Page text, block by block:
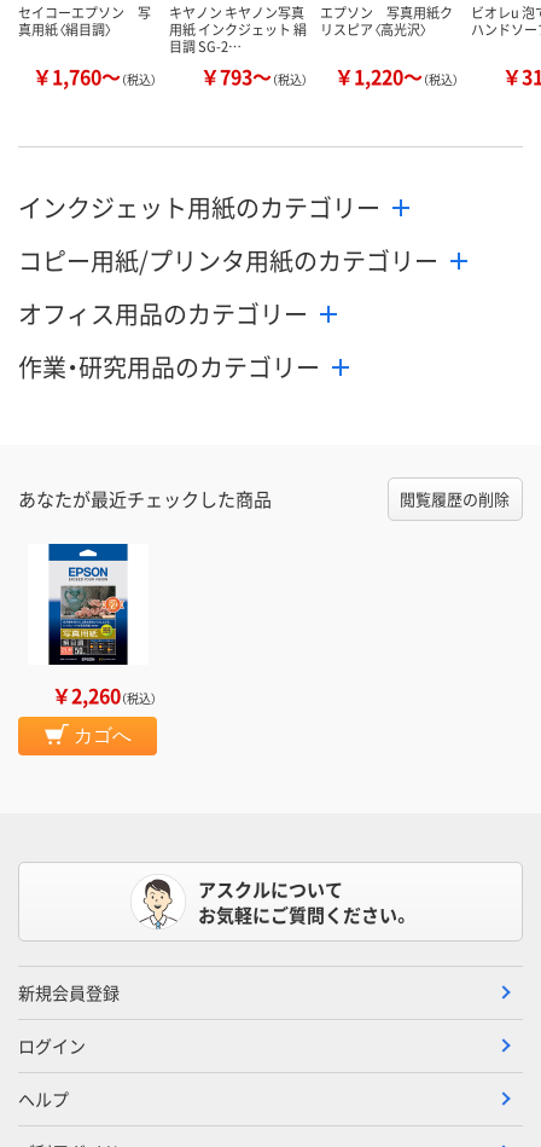
セイコーエプソン 写
真用紙〈絹目調〉
￥1,760～（税込）
キヤノン キヤノン写真
用紙 インクジェット 絹
目調 SG-2…
￥793～（税込）
エプソン 写真用紙ク
リスピア〈高光沢〉
￥1,220～（税込）
ビオレu 泡
ハンドソー
￥
インクジェット用紙のカテゴリー
コピー用紙/プリンタ用紙のカテゴリー
オフィス用品のカテゴリー
作業・研究用品のカテゴリー
あなたが最近チェックした商品 閲覧履歴の削除
￥2,260（税込）
カゴへ
アスクルについて
お気軽にご質問ください。
新規会員登録
ログイン
ヘルプ